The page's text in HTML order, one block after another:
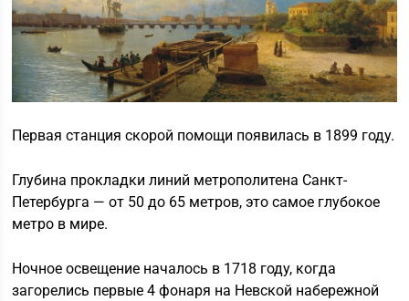
Первая станция скорой помощи появилась в 1899 году.
Глубина прокладки линий метрополитена Санкт-
Петербурга — от 50 до 65 метров, это самое глубокое
метро в мире.
Ночное освещение началось в 1718 году, когда
загорелись первые 4 фонаря на Невской набережной